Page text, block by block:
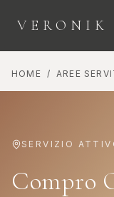
VERONIK
HOME / AREE
SERVIZIO
Compro